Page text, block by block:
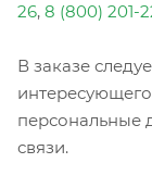
26, 8 (800) 201-
В заказе
интересующего
персональные
связи.